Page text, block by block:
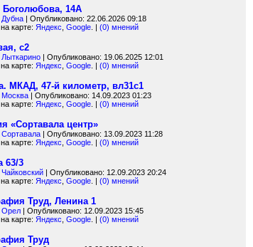
Боголюбова, 14А
Дубна | Опубликовано: 22.06.2026 09:18
карте: Яндекс Google . | (0) мнений
с2
Лыткарино | Опубликовано: 19.06.2025 12:01
карте: Яндекс Google . | (0) мнений
МКАД, 47-й километр, вл31с1
Москва | Опубликовано: 14.09.2023 01:23
карте: Яндекс Google . | (0) мнений
«Сортавала центр»
Сортавала | Опубликовано: 13.09.2023 11:28
карте: Яндекс Google . | (0) мнений
63/3
Чайковский | Опубликовано: 12.09.2023 20:24
карте: Яндекс Google . | (0) мнений
Труд, Ленина 1
Орел | Опубликовано: 12.09.2023 15:45
карте: Яндекс Google . | (0) мнений
Труд